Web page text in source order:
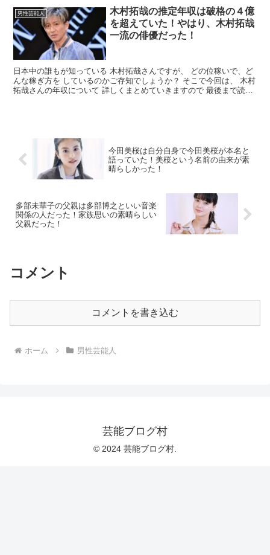
男性芸能人
木村拓哉の推定年収は破格の４億
を超えていた！やはり、木村拓哉
一流の俳優だった！
日本中の誰もが知っている 木村拓哉さんですが、 どの位稼いで、ど
んな稼ぎ方を しているのかご存知でしょうか？ そこで今回は、 木村
拓哉さんの年収について 詳しくまとめていきますので 最後まで読ん
今田美桜は自分自身で今田美桜が本名と
語っていた！美桜という名前の由来が素
晴らしかった！
多部未華子の父親は多部博之といい音楽
関係の人だった！家族思いの素晴らしい
父親だった！
コメント
コメントを書き込む
ホーム 男性芸能人
芸能ブログ村
© 2024 芸能ブログ村.